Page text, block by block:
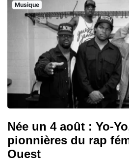
Musique
Née un 4 août : Yo-
pionnières du rap
Ouest